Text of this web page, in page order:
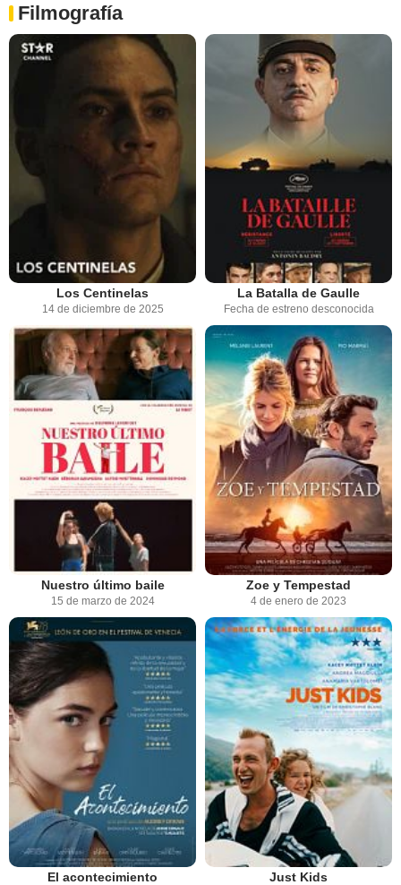
Filmografía
Los Centinelas
14 de diciembre de 2025
La Batalla de Gaulle
Fecha de estreno desconocida
Nuestro último baile
15 de marzo de 2024
Zoe y Tempestad
4 de enero de 2023
El acontecimiento Just Kids